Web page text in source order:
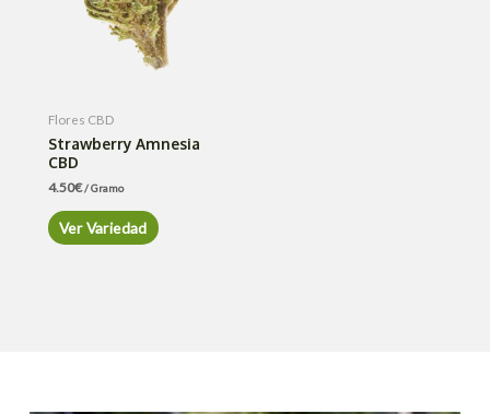
Flores CBD
Strawberry Amnesia
CBD
4.50€/ Gramo
Ver Variedad